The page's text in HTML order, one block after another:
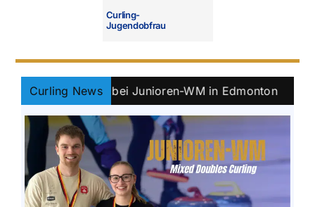
Curling-
Jugendobfrau
Curling Newsbei Junioren-WM in Edmonton ||